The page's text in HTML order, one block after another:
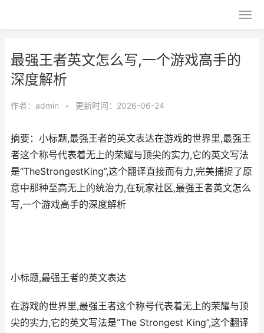
最强王者英文怎么写,一个游戏高手的
深度解析
作者： admin • 更新时间：2026-06-24
摘要：小标题,最强王者的英文表达在游戏的世界里,最强王
者这个称号代表着无上的荣耀与顶尖的实力,它的英文写法
是“TheStrongestKing”,这个翻译直接而有力,完美捕捉了原
意中那种至高无上的统治力,在玩家社区,最强王者英文怎么
写,一个游戏高手的深度解析
小标题,最强王者的英文表达
在游戏的世界里,最强王者这个称号代表着无上的荣耀与顶
尖的实力,它的英文写法是“The Strongest King”,这个翻译